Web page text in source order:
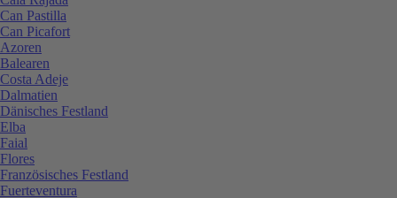
Can Pastilla
Can Picafort
Azoren
Balearen
Costa Adeje
Dalmatien
Dänisches Festland
Elba
Faial
Flores
Französisches Festland
Fuerteventura